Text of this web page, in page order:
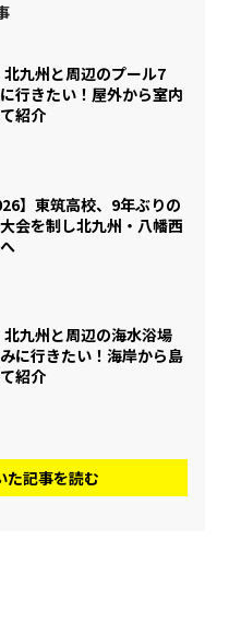
北九州と周辺のプール7
行きたい！屋外から室内
紹介
】東筑高校、9年ぶりの
会を制し北九州・八幡西
北九州と周辺の海水浴場
に行きたい！海岸から島
紹介
た記事を読む